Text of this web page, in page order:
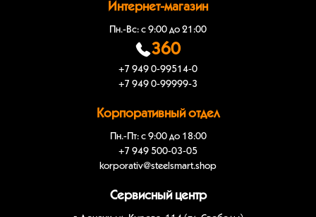
Интернет-магазин
Пн.-Вс: с 9:00 до 21:00
360
+7 949 0-99514-0
+7 949 0-99999-3
Корпоративный отдел
Пн.-Пт: с 9:00 до 18:00
+7 949 500-03-05
korporativ@steelsmart.shop
Сервисный центр